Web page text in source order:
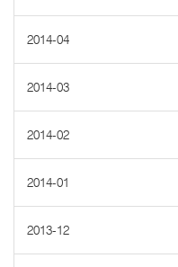
2014-04
2014-03
2014-02
2014-01
2013-12